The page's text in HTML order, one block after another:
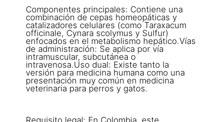
Componentes principales: Contiene una
combinación de cepas homeopáticas y
catalizadores celulares (como Taraxacum
officinale, Cynara scolymus y Sulfur)
enfocados en el metabolismo hepático.Vías
de administración: Se aplica por vía
intramuscular, subcutánea o
intravenosa.Uso dual: Existe tanto la
versión para medicina humana como una
presentación muy común en medicina
veterinaria para perros y gatos.
Requisito legal: En Colombia, este